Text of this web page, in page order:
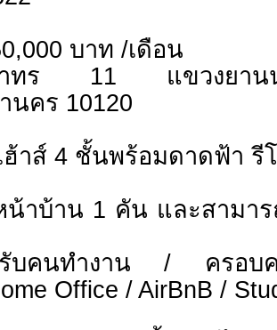
บาท /เดือน
ร 11 แขวงยานน
นคร 10120
ฮ้าส์ 4 ชั้นพร้อมดาดฟ้า รี
าบ้าน 1 คัน และสามาร
รับคนทำงาน / ครอบครั
Office / AirBnB /